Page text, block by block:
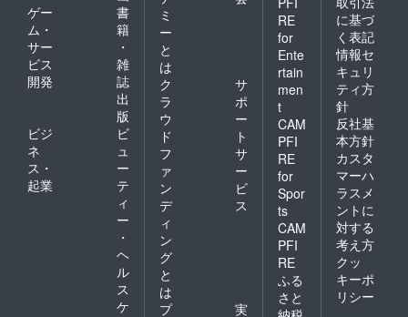
ゲー
ム・
サー
ビス
開発
書
籍
・
雑
誌
出
版
ビジ
ネ
ス・
起業
ビ
ュ
ー
テ
ィ
ー
・
ヘ
ル
ス
ケ
ミ
ー
と
は
ク
ラ
ウ
ド
フ
ァ
ン
デ
ィ
ン
グ
と
は
サ
ポ
ー
ト
サ
ー
ビ
ス
プ
実
RE
for
Ente
rtain
men
t
CAM
PFI
RE
for
Spor
ts
CAM
PFI
RE
ふる
さと
に基づ
く表記
情報セ
キュリ
ティ方
針
反社基
本方針
カスタ
マーハ
ラスメ
ントに
対する
考え方
クッ
キーポ
リシー